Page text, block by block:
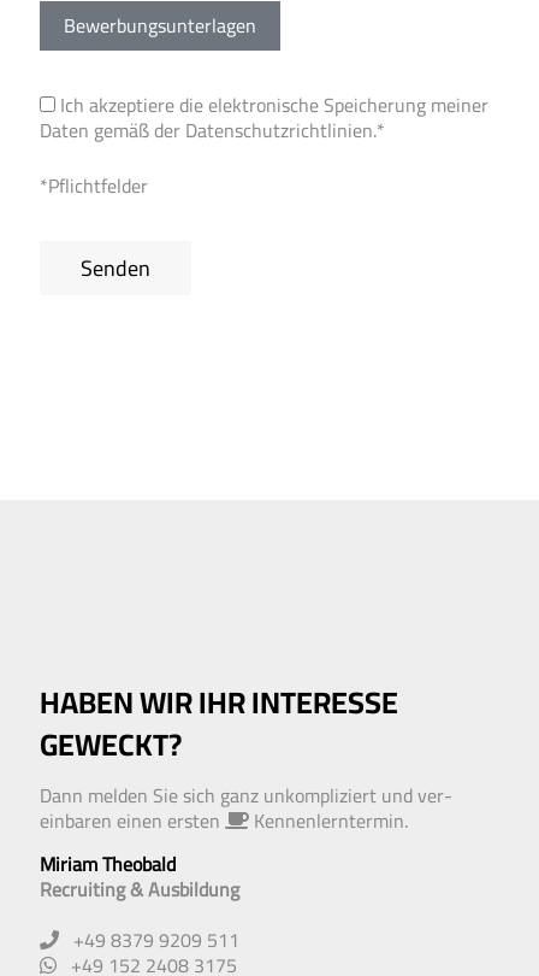
Bewerbungsunterlagen
Ich akzeptiere die elektronische Speicherung meiner
Daten gemäß derDatenschutzrichtlinien.*
*Pflichtfelder
Senden
HABEN WIR IHR INTERESSE
GEWECKT?
Dann melden Sie sich ganz un­kompliziert und ver­
einbaren einen ersten
Kennen­lern­termin.
Miriam Theobald
Recruiting & Ausbildung
+49 8379 9209 511
+49 152 2408 3175